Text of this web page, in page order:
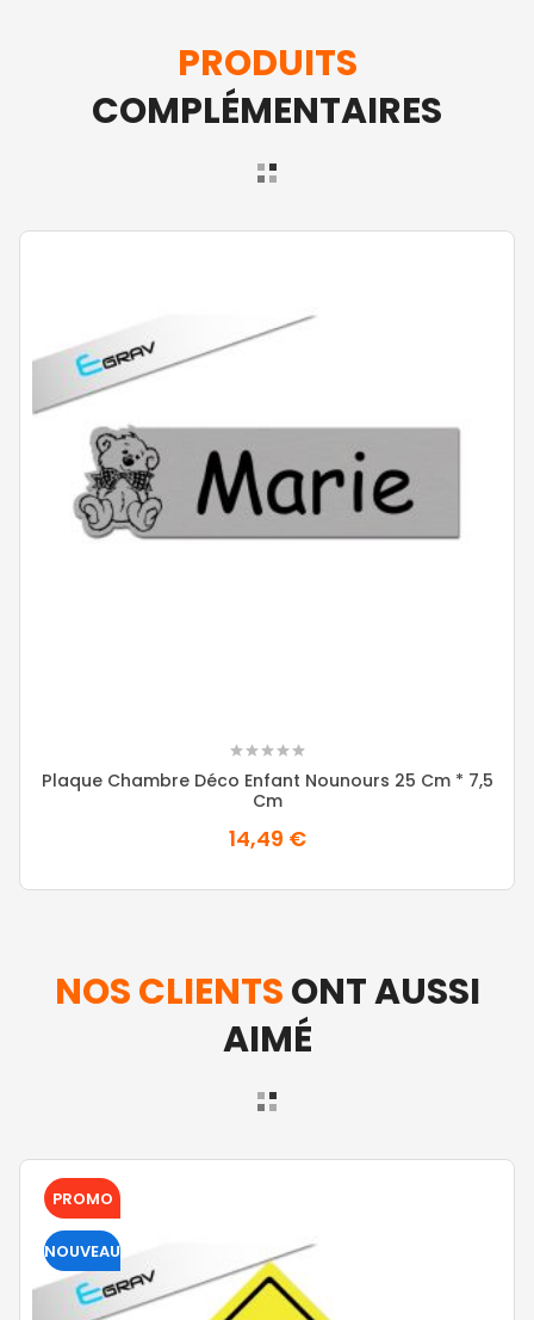
PRODUITS
COMPLÉMENTAIRES
Plaque Chambre Déco Enfant Nounours 25 Cm * 7,5
Cm
14,49 €
NOS CLIENTSONT AUSSI
AIMÉ
PROMO
NOUVEAU